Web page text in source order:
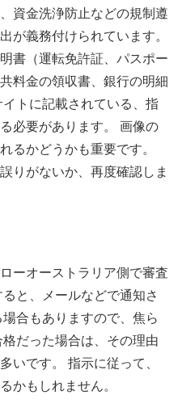
資金洗浄防止などの規制遵
が義務付けられています。
書（運転免許証、パスポー
料金の領収書、銀行の明細
トに記載されている、指
必要があります。 画像の
るかどうかも重要です。
りがないか、再度確認しま
ーオーストラリア側で審査
と、メールなどで通知さ
合もありますので、焦ら
だった場合は、その理由
いです。 指示に従って、
かもしれません。